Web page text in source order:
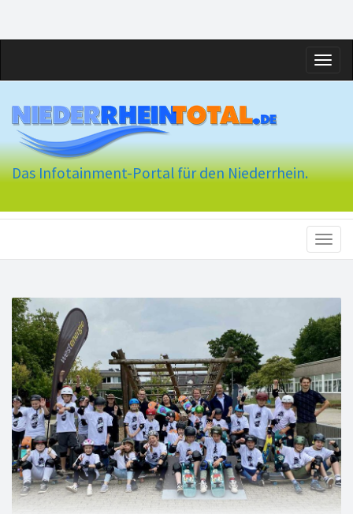
Das Infotainment-Portal für den Niederrhein.